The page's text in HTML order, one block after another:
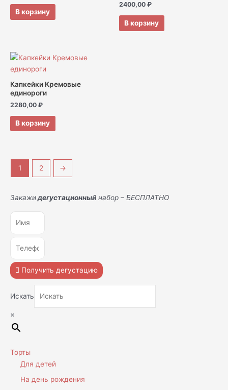
В корзину
2400,00 ₽
В корзину
Капкейки Кремовые
единороги
2280,00 ₽
В корзину
1 2 →
Закажидегустационный набор – БЕСПЛАТНО
Получить дегустацию
Искать
×
Торты
Для детей
На день рождения